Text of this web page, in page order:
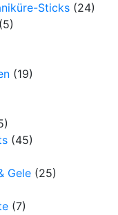
Sticks (24)
(5)
(19)
(45)
Gele (25)
(7)